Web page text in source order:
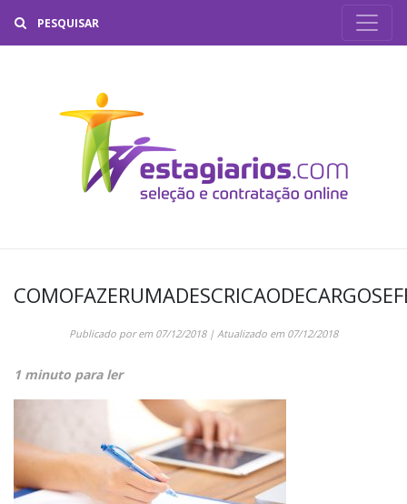
Publicado porem 07/12/2018| Atualizado em 07/12/2018
1 minuto para ler